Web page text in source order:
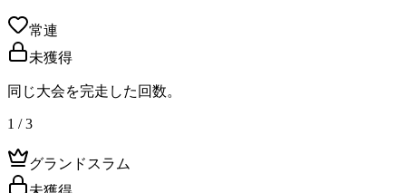
常連
未獲得
同じ大会を完走した回数。
1 / 3
グランドスラム